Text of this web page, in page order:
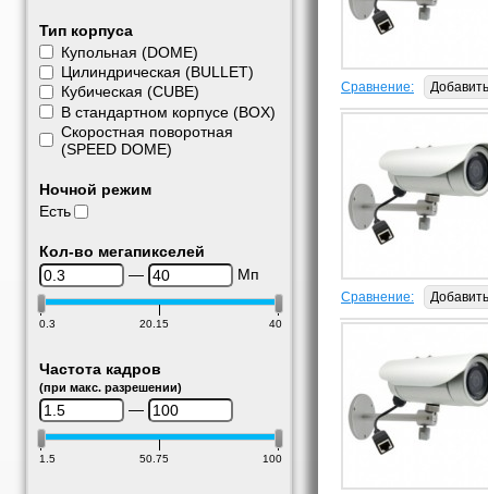
Тип корпуса
Купольная (DOME)
Цилиндрическая (BULLET)
Кубическая (CUBE)
В стандартном корпусе (BOX)
Скоростная поворотная
(SPEED DOME)
Ночной режим
Есть
Кол-во мегапикселей
—
Мп
0.3 20.15 40
Частота кадров
(при макс. разрешении)
—
1.5 50.75 100
Сравнение: Добавить
Сравнение: Добавить